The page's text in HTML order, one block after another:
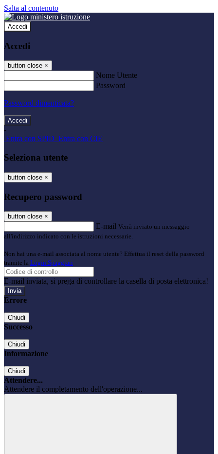
Salta al contenuto
Accedi
Accedi
button close ×
Nome Utente
Password
Password dimenticata?
-
Entra con SPID Entra con CIE
Seleziona utente
button close ×
Recupero password
button close ×
E-mail Verrà inviato un messaggio
all'indirizzo indicato con le istruzioni necessarie.
Non hai una e-mail associata al nome utente? Effettua il reset della password
tramite la Login Spaggiari
E-mail inviata, si prega di controllare la casella di posta elettronica!
Errore
Chiudi
Successo
Chiudi
Informazione
Chiudi
Attendere...
Attendere il completamento dell'operazione...